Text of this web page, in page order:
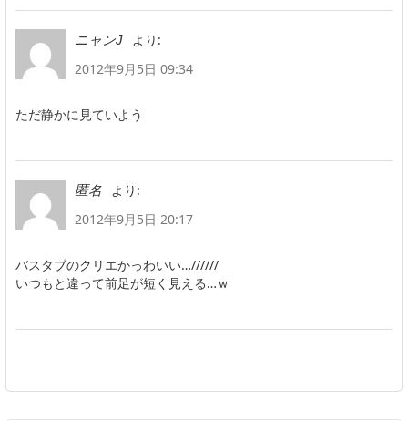
ニャンJ
より:
2012年9月5日 09:34
ただ静かに見ていよう
匿名
より:
2012年9月5日 20:17
バスタブのクリエかっわいい…//////
いつもと違って前足が短く見える…ｗ